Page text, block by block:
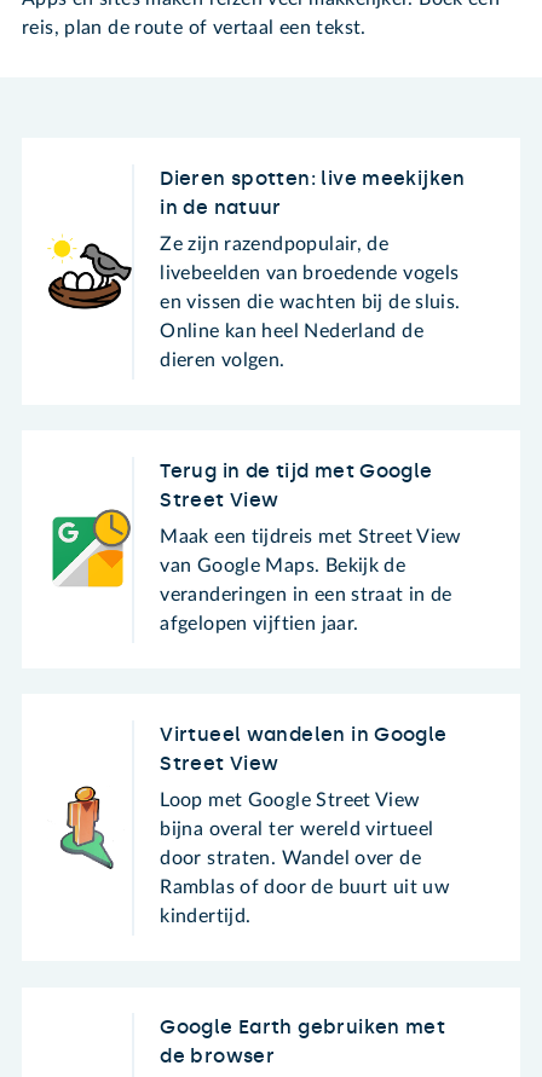
reis, plan de route of vertaal een tekst.
Dieren spotten: live meekijken
in de natuur
Ze zijn razendpopulair, de
livebeelden van broedende vogels
en vissen die wachten bij de sluis.
Online kan heel Nederland de
dieren volgen.
Terug in de tijd met Google
Street View
Maak een tijdreis met Street View
van Google Maps. Bekijk de
veranderingen in een straat in de
afgelopen vijftien jaar.
Virtueel wandelen in Google
Street View
Loop met Google Street View
bijna overal ter wereld virtueel
door straten. Wandel over de
Ramblas of door de buurt uit uw
kindertijd.
Google Earth gebruiken met
de browser